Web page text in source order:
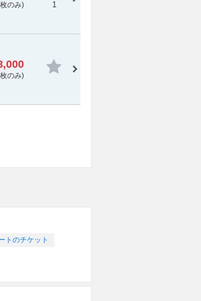
のみ) 1
のみ)
トのチケット